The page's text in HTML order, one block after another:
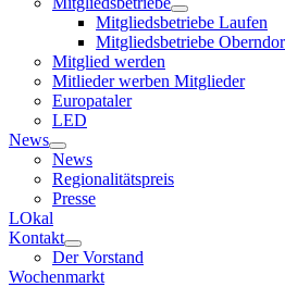
Mitgliedsbetriebe Laufen
Mitgliedsbetriebe
Mitglied werden
Mitlieder werben Mitglieder
Europataler
LED
News
News
Regionalitätspreis
Presse
LOkal
Kontakt
Der Vorstand
Wochenmarkt